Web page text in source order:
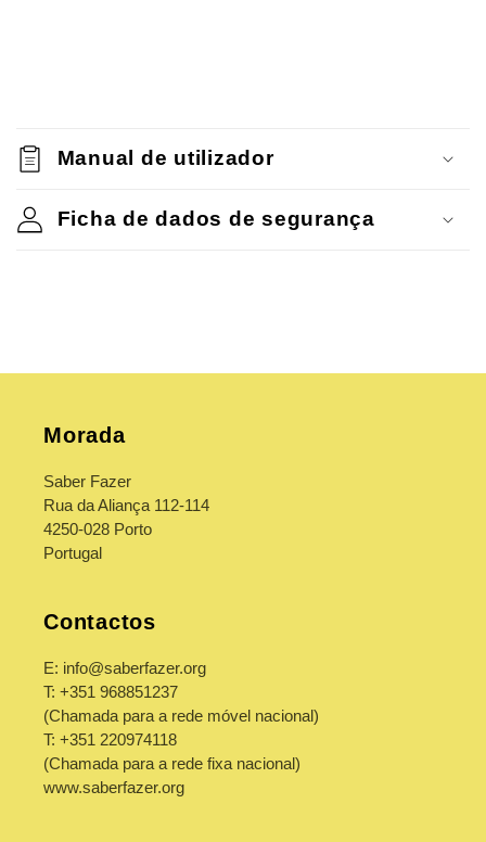
o
n
t
Manual de utilizador
Ficha de dados de segurança
Morada
Saber Fazer
Rua da Aliança 112-114
4250-028 Porto
Portugal
Contactos
E: info@saberfazer.org
T: +351 968851237
(Chamada para a rede móvel nacional)
T: +351 220974118
(Chamada para a rede fixa nacional)
www.saberfazer.org